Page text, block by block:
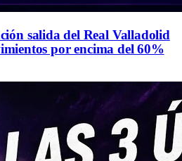
salida del Real Valladolid
por encima del 60%